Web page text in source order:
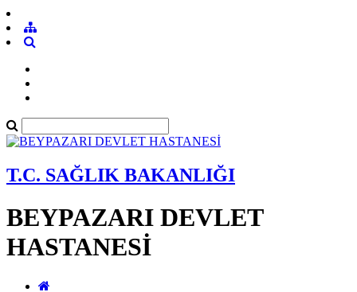
T.C. SAĞLIK BAKANLIĞI
BEYPAZARI DEVLET
HASTANESİ